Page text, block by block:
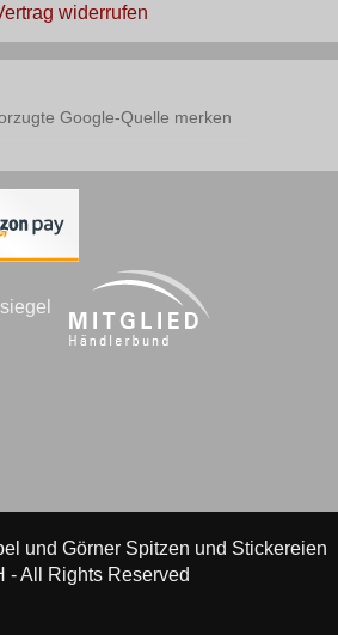
widerrufen
Google-Quelle merken
und Görner Spitzen und Stickereien
- All Rights Reserved